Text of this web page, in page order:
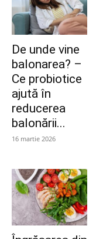
De unde vine
balonarea? –
Ce probiotice
ajută în
reducerea
balonării...
16 martie 2026